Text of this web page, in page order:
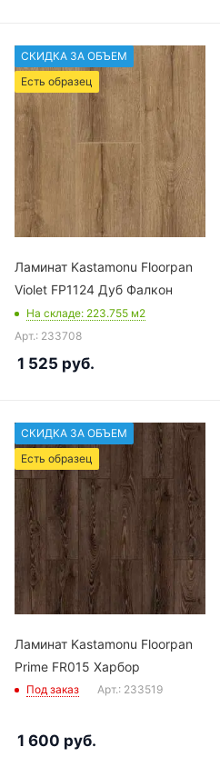
СКИДКА ЗА ОБЪЕМ
Есть образец
Ламинат Kastamonu Floorpan
Violet FP1124 Дуб Фалкон
На складе: 223.755 м2
Арт.: 233708
1 525 руб.
СКИДКА ЗА ОБЪЕМ
Есть образец
Ламинат Kastamonu Floorpan
Prime FR015 Харбор
Под заказ Арт.: 233519
1 600 руб.